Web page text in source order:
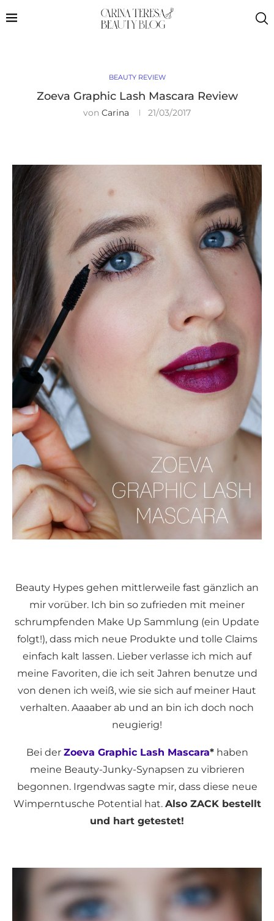
BEAUTY REVIEW
Zoeva Graphic Lash Mascara Review
von Carina 21/03/2017
Beauty Hypes gehen mittlerweile fast gänzlich an
mir vorüber. Ich bin so zufrieden mit meiner
schrumpfenden Make Up Sammlung (ein Update
folgt!), dass mich neue Produkte und tolle Claims
einfach kalt lassen. Lieber verlasse ich mich auf
meine Favoriten, die ich seit Jahren benutze und
von denen ich weiß, wie sie sich auf meiner Haut
verhalten. Aaaaber ab und an bin ich doch noch
neugierig!
Bei der Zoeva Graphic Lash Mascara*haben
meine Beauty-Junky-Synapsen zu vibrieren
begonnen. Irgendwas sagte mir, dass diese neue
Wimperntusche Potential hat. Also ZACK bestellt
und hart getestet!